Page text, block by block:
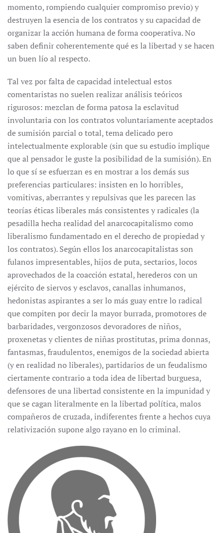
momento, rompiendo cualquier compromiso previo) y
destruyen la esencia de los contratos y su capacidad de
organizar la acción humana de forma cooperativa. No
saben definir coherentemente qué es la libertad y se hacen
un buen lío al respecto.
Tal vez por falta de capacidad intelectual estos
comentaristas no suelen realizar análisis teóricos
rigurosos: mezclan de forma patosa la esclavitud
involuntaria con los contratos voluntariamente aceptados
de sumisión parcial o total, tema delicado pero
intelectualmente explorable (sin que su estudio implique
que al pensador le guste la posibilidad de la sumisión). En
lo que sí se esfuerzan es en mostrar a los demás sus
preferencias particulares: insisten en lo horribles,
vomitivas, aberrantes y repulsivas que les parecen las
teorías éticas liberales más consistentes y radicales (la
pesadilla hecha realidad del anarcocapitalismo como
liberalismo fundamentado en el derecho de propiedad y
los contratos). Según ellos los anarcocapitalistas son
fulanos impresentables, hijos de puta, sectarios, locos
aprovechados de la coacción estatal, herederos con un
ejército de siervos y esclavos, canallas inhumanos,
hedonistas aspirantes a ser lo más guay entre lo radical
que compiten por decir la mayor burrada, promotores de
barbaridades, vergonzosos devoradores de niños,
proxenetas y clientes de niñas prostitutas, prima donnas,
fantasmas, fraudulentos, enemigos de la sociedad abierta
(y en realidad no liberales), partidarios de un feudalismo
ciertamente contrario a toda idea de libertad burguesa,
defensores de una libertad consistente en la impunidad y
que se cagan literalmente en la libertad política, malos
compañeros de cruzada, indiferentes frente a hechos cuya
relativización supone algo rayano en lo criminal.